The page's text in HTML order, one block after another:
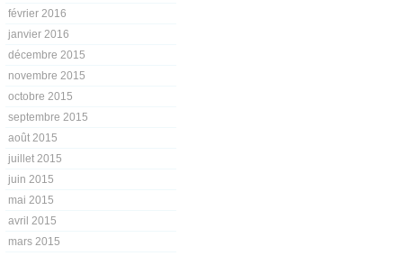
février 2016
janvier 2016
décembre 2015
novembre 2015
octobre 2015
septembre 2015
août 2015
juillet 2015
juin 2015
mai 2015
avril 2015
mars 2015